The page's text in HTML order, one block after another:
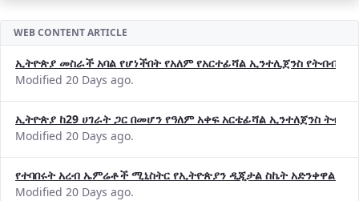
WEB CONTENT ARTICLE
ኢትዮጵያ መስራች አባል የሆነችበት የአለም የአርተፊሻል ኢንተሊጀንስ የትብብር
Modified 20 Days ago.
ኢትዮጵያ ከ29 ሀገራት ጋር በመሆን የዓለም አቀፍ አርቴፊሻል ኢንተለጀንስ
Modified 20 Days ago.
የተባበሩት አረብ ኤምሬቶች ሚኒስትር የኢትዮጵያን ዲጂታል ስኬት አድንቀዋል
Modified 20 Days ago.